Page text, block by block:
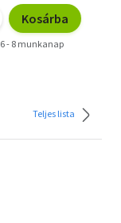
Kosárba
6 - 8 munkanap
Teljes lista